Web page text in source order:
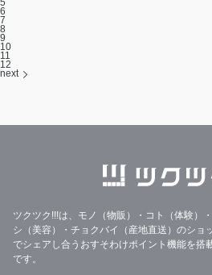
5
6
7
8
9
10
11
12
next
ツクツク!!!は、モノ（物販）・コト（体験）
シ（美容）・チョクバイ（産地直送）のショ
でシェアし合うおすそわけポイント機能を搭
です。